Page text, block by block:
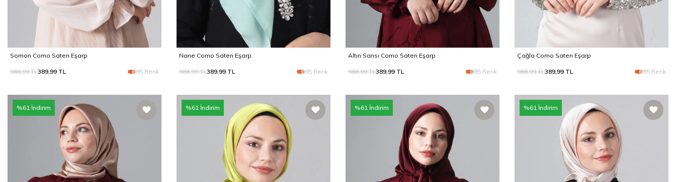
Somon Como Saten Eşarp
988,99TL389,99 TL 85 Renk
Nane Como Saten Eşarp
988,99TL389,99 TL 85 Renk
Altın Sarısı Como Saten Eşarp
988,99TL389,99 TL 85 Renk
Çağla Como Saten Eşarp
988,99TL389,99 TL 85 Renk
%61 İndirim %61 İndirim %61 İndirim %61 İndirim